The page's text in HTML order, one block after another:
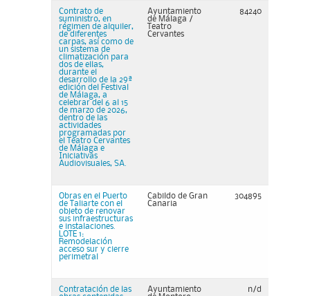
Contrato de
suministro, en
régimen de alquiler,
de diferentes
carpas, así como de
un sistema de
climatización para
dos de ellas,
durante el
desarrollo de la 29ª
edición del Festival
de Málaga, a
celebrar del 6 al 15
de marzo de 2026,
dentro de las
actividades
programadas por
el Teatro Cervantes
de Málaga e
Iniciativas
Audiovisuales, SA.
Ayuntamiento
de Málaga /
Teatro
Cervantes
84240
Obras en el Puerto
de Taliarte con el
objeto de renovar
sus infraestructuras
e instalaciones.
LOTE 1:
Remodelación
acceso sur y cierre
perimetral
Cabildo de Gran
Canaria
304895
Contratación de las
Ayuntamiento
n/d